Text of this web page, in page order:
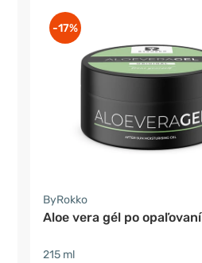
-17%
ByRokko
Aloe vera gél po opaľovaní
215 ml